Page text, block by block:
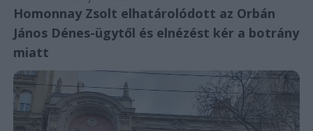
Homonnay Zsolt elhatárolódott az Orbán
János Dénes-ügytől és elnézést kér a botrány
miatt